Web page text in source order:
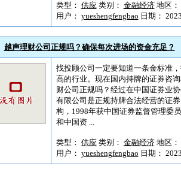
类型： 供应类别： 金融经济地区：
用户： yueshengfengbao 日期：
越声理财公司正规吗？确保每次进场的资金充足？
找投顾公司一定要知道一条金标准
高的行业。现在国内持牌的证券咨
财公司正规吗？经过在中国证券业
有限公司是正规持牌合法经营的证
构，1998年获中国证券监督管理委
和中国资 ...
类型： 供应类别： 金融经济地区：
用户： yueshengfengbao 日期：